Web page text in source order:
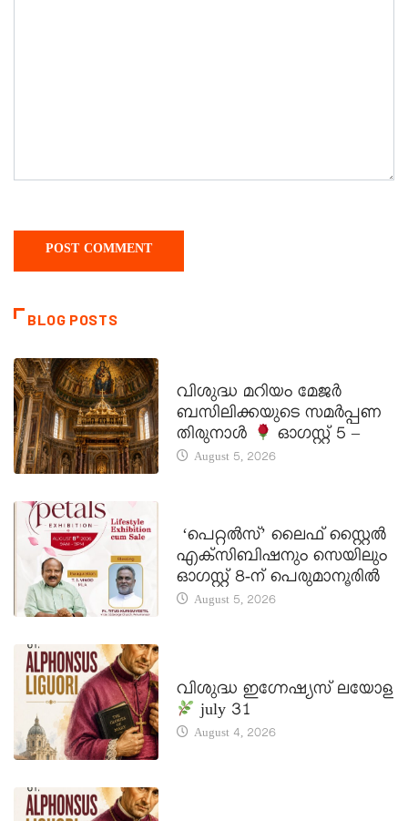
BLOG POSTS
വിശുദ്ധ മറിയം മേജർ
ബസിലിക്കയുടെ സമർപ്പണ
തിരുനാൾ
ഓഗസ്റ്റ് 5 –
August 5, 2026
‘പെറ്റൽസ്’ ലൈഫ് സ്റ്റൈൽ
എക്സിബിഷനും സെയിലും
ഓഗസ്റ്റ് 8-ന് പെരുമാനൂരിൽ
August 5, 2026
വിശുദ്ധ ഇഗ്നേഷ്യസ് ലയോള
july 31
August 4, 2026